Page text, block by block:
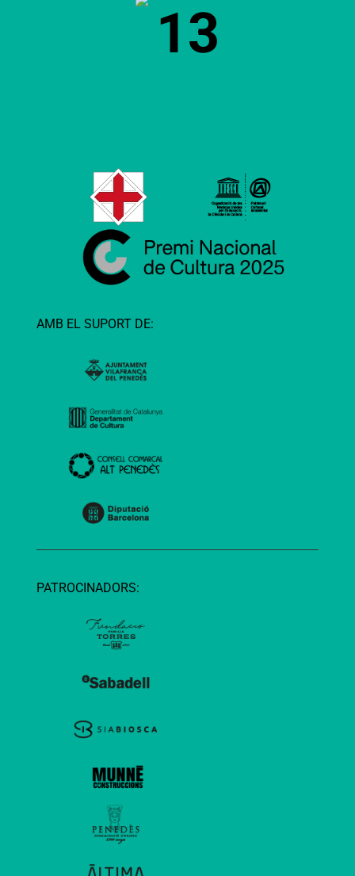
13
AMB EL SUPORT DE:
PATROCINADORS: